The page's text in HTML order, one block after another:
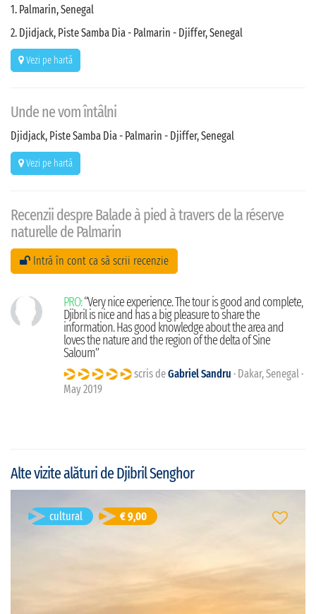
1. Palmarin, Senegal
2. Djidjack, Piste Samba Dia - Palmarin - Djiffer, Senegal
Vezi pe hartă
Unde ne vom întâlni
Djidjack, Piste Samba Dia - Palmarin - Djiffer, Senegal
Vezi pe hartă
Recenzii despre Balade à pied à travers de la réserve
naturelle de Palmarin
Intră în cont ca să scrii recenzie
PRO:“Very nice experience. The tour is good and complete,
Djibril is nice and has a big pleasure to share the
information. Has good knowledge about the area and
loves the nature and the region of the delta of Sine
Saloum”
scris deGabriel Sandru · Dakar, Senegal ·
May 2019
Alte vizite alături de Djibril Senghor
cultural € 9,00Réserve Naturelle de Palmarin
Durată: 2h